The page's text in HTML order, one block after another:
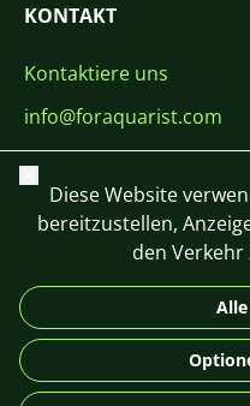
KONTAKT
Kontaktiere uns
info@foraquarist.com
+420 603 449 602
Schließen
Diese Website
bereitzustellen,
den Verkehr